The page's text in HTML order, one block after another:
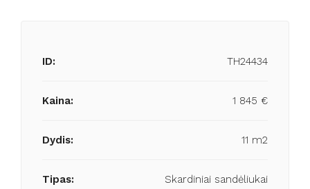
ID: TH24434
Kaina: 1 845 €
Dydis: 11 m2
Tipas: Skardiniai sandėliukai